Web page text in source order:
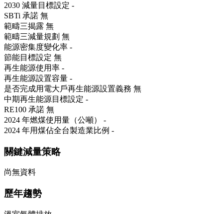
2030 減量目標設定 -
SBTi 承諾 無
範疇三揭露 無
範疇三減量規劃 無
能源密集度變化率 -
節能目標設定 無
再生能源使用率 -
再生能源設置容量 -
是否完成用電大戶再生能源設置義務 無
中期再生能源目標設定 -
RE100 承諾 無
2024 年燃煤使用量（公噸） -
2024 年用煤佔全台製造業比例 -
關鍵減量策略
尚無資料
歷年趨勢